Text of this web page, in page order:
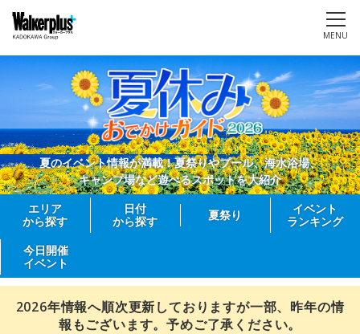
MENU
夏のイベント情報が満載！夏祭りやプール、海水浴場、
キャンプ場など遊べるスポットを大紹介
エリア
から探す
日付
から探す
夏祭り
イベント
ランキング
今日開催
イベント
2026年情報へ順次更新しておりますが一部、昨年の情
報もございます。予めご了承ください。